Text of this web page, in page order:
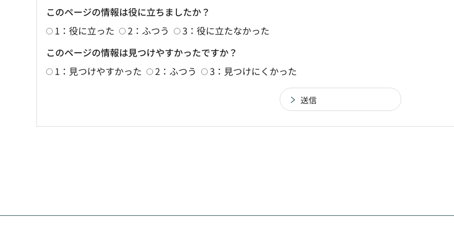
このページの情報は役に立ちましたか？
1：役に立った
2：ふつう
3：役に立たなかった
このページの情報は見つけやすかったですか？
1：見つけやすかった
2：ふつう 3：見つけにくかった